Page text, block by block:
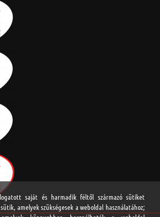
saját és harmadik féltől származó sütiket
amelyek szükségesek a weboldal használatához;